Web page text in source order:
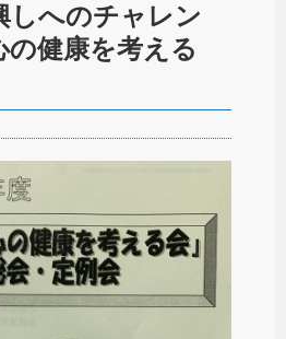
しへのチャレン
の健康を考える